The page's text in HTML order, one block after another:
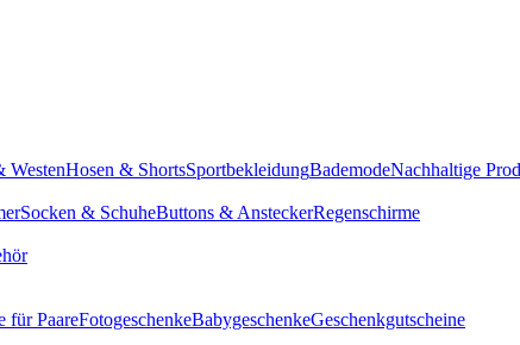
WestenHosen & ShortsSportbekleidungBademodeNachhaltige
Socken & SchuheButtons & AnsteckerRegenschirme
für PaareFotogeschenkeBabygeschenkeGeschenkgutscheine